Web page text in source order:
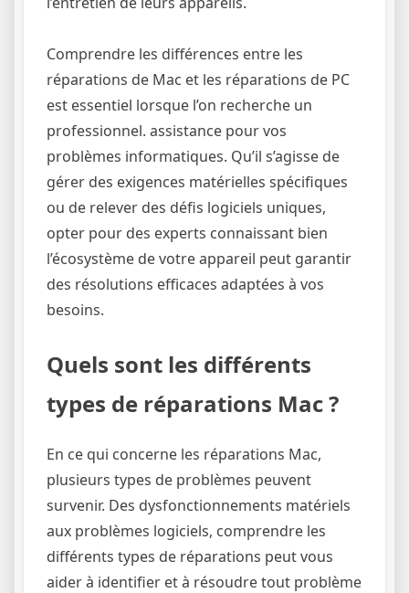
Comprendre les différences entre les
réparations de Mac et les réparations de PC
est essentiel lorsque l’on recherche un
professionnel. assistance pour vos
problèmes informatiques. Qu’il s’agisse de
gérer des exigences matérielles spécifiques
ou de relever des défis logiciels uniques,
opter pour des experts connaissant bien
l’écosystème de votre appareil peut garantir
des résolutions efficaces adaptées à vos
besoins.
Quels sont les différents
types de réparations Mac ?
En ce qui concerne les réparations Mac,
plusieurs types de problèmes peuvent
survenir. Des dysfonctionnements matériels
aux problèmes logiciels, comprendre les
différents types de réparations peut vous
aider à identifier et à résoudre tout problème